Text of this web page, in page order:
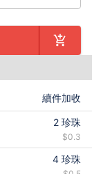
續件加收
2 珍珠
$0.3
4 珍珠